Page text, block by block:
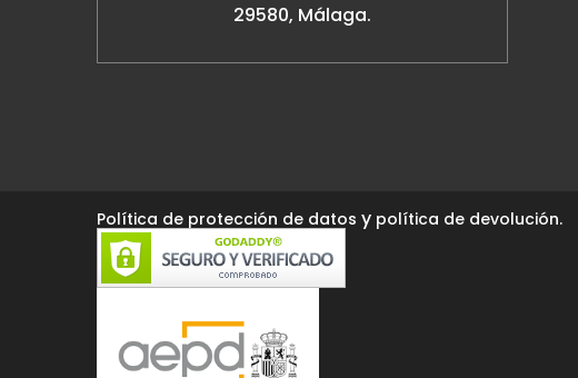
29580, Málaga.
Política de protección de datos y política de devolución.